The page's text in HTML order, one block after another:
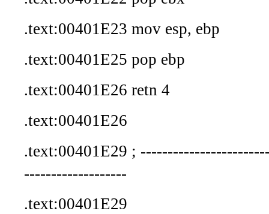
.text:00401E23 mov esp, ebp
.text:00401E25 pop ebp
.text:00401E26 retn 4
.text:00401E26
.text:00401E29 ;
-------------------
.text:00401E29